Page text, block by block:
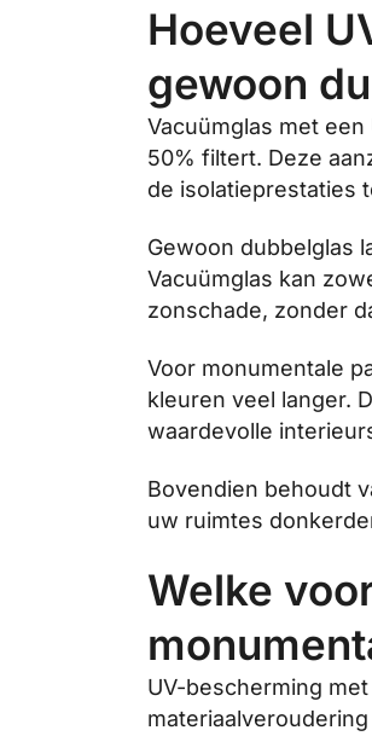
Hoeveel
gewoon
Vacuümglas met
50% filtert. Deze
de isolatieprestaties
Gewoon dubbelglas
Vacuümglas kan
zonschade, zonder
Voor monumentale
kleuren veel langer.
waardevolle
Bovendien behoudt
uw ruimtes
Welke
UV-bescherming